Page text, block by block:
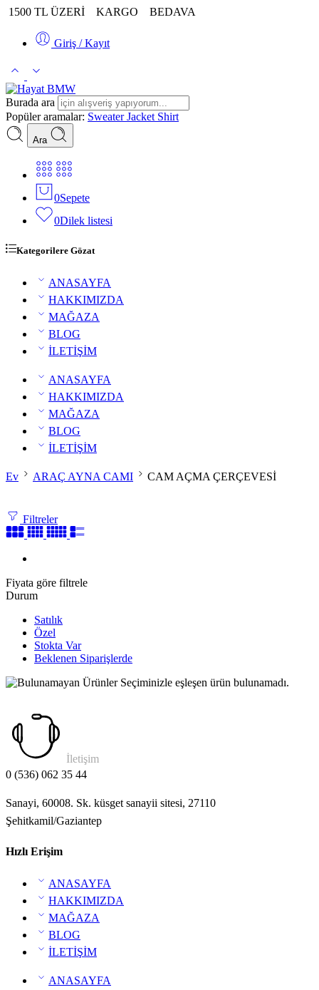
1500 TL ÜZERİ KARGO BEDAVA
Giriş / Kayıt
Burada ara
Popüler aramalar: SweaterJacket Shirt
Ara
0Sepete
0Dilek listesi
Kategorilere Gözat
ANASAYFA
HAKKIMIZDA
MAĞAZA
BLOG
İLETİŞİM
ANASAYFA
HAKKIMIZDA
MAĞAZA
BLOG
İLETİŞİM
Ev ARAÇ AYNA CAMI CAM AÇMA ÇERÇEVESİ
Filtreler
Fiyata göre filtrele
Durum
Satılık
Özel
Stokta Var
Beklenen Siparişlerde
Seçiminizle eşleşen ürün bulunamadı.
İletişim
0 (536) 062 35 44
Sanayi, 60008. Sk. küsget sanayii sitesi, 27110
Şehitkamil/Gaziantep
Hızlı Erişim
ANASAYFA
HAKKIMIZDA
MAĞAZA
BLOG
İLETİŞİM
ANASAYFA